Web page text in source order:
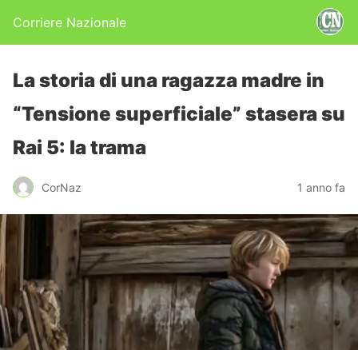
Corriere Nazionale
La storia di una ragazza madre in
“Tensione superficiale” stasera su
Rai 5: la trama
CorNaz 1 anno fa